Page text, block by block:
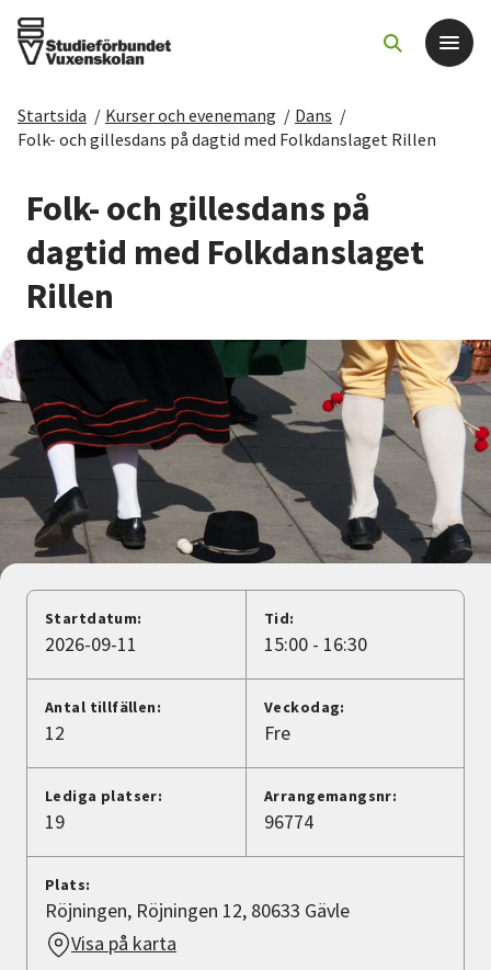
Det här gör vi
För dig som
Sök kurser och evenemang
Starta studiecirkel
Cirkelledare
Nyheter
Avdelningar
Lyssna
Startsida / Kurser och evenemang / Dans /
Folk- och gillesdans på dagtid med Folkdanslaget Rillen
Folk- och gillesdans på
dagtid med Folkdanslaget
Rillen
Startdatum:
2026-09-11
Tid:
15:00 - 16:30
Antal tillfällen:
12
Veckodag:
Fre
Lediga platser:
19
Arrangemangsnr:
96774
Plats:
Röjningen, Röjningen 12, 80633 Gävle
Visa på karta